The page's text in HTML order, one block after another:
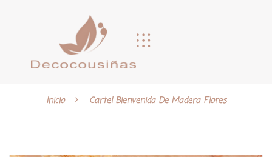
Inicio Cartel Bienvenida De Madera Flores